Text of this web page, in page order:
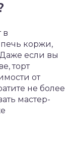
в
коржи,
если вы
торт
от
не более
мастер-